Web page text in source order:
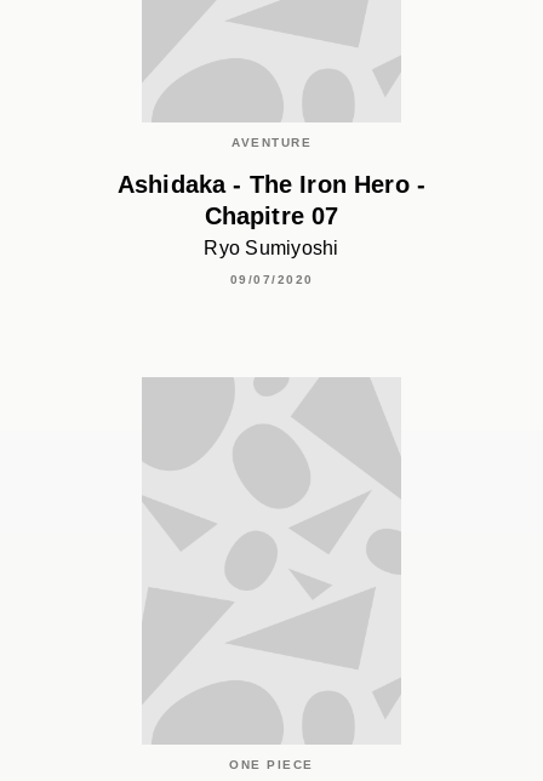
AVENTURE
Ashidaka - The Iron Hero -
Chapitre 07
Ryo Sumiyoshi
09/07/2020
ONE PIECE